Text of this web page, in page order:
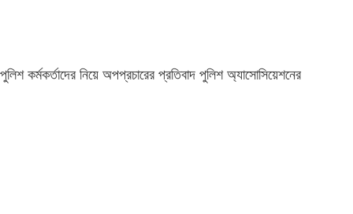
পুলিশ কর্মকর্তাদের নিয়ে অপপ্রচারের প্রতিবাদ পুলিশ অ্যাসোসিয়েশনের